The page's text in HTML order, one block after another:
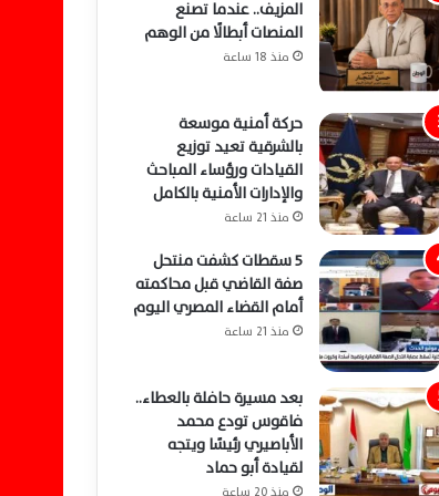
المزيف.. عندما تصنع
المنصات أبطالًا من الوهم
منذ 18 ساعة
حركة أمنية موسعة
بالشرقية تعيد توزيع
القيادات ورؤساء المباحث
والإدارات الأمنية بالكامل
منذ 21 ساعة
5 سقطات كشفت منتحل
صفة القاضي قبل محاكمته
أمام القضاء المصري اليوم
منذ 21 ساعة
بعد مسيرة حافلة بالعطاء..
فاقوس تودع محمد
الأباصيري رئيسًا ويتجه
لقيادة أبو حماد